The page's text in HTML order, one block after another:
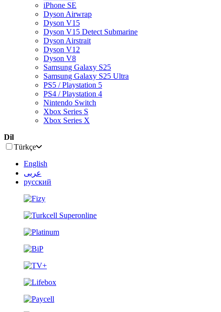
iPhone SE
Dyson Airwrap
Dyson V15
Dyson V15 Detect Submarine
Dyson Airstrait
Dyson V12
Dyson V8
Samsung Galaxy S25
Samsung Galaxy S25 Ultra
PS5 / Playstation 5
PS4 / Playstation 4
Nintendo Switch
Xbox Series S
Xbox Series X
Dil
Türkçe
English
عربى
русский